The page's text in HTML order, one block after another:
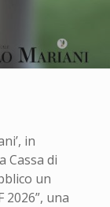
in
Cassa di
un
2026”, una